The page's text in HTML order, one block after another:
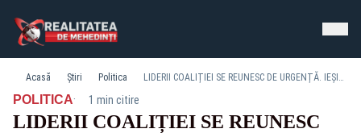
Acasă Știri Politica LIDERII COALIȚIEI SE REUNESC DE URGENȚĂ. IEȘIREA PSD DE LA GUVERNARE, DIN NOU PE MASĂ: ATACURI ÎN RAFALĂ LA PREMIERUL SĂRĂCIEI
POLITICA· 1 min citire
LIDERII COALIȚIEI SE REUNESC